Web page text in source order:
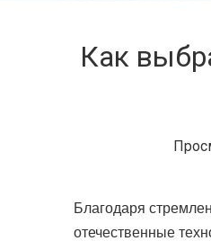
Как
Благодаря
отечественные